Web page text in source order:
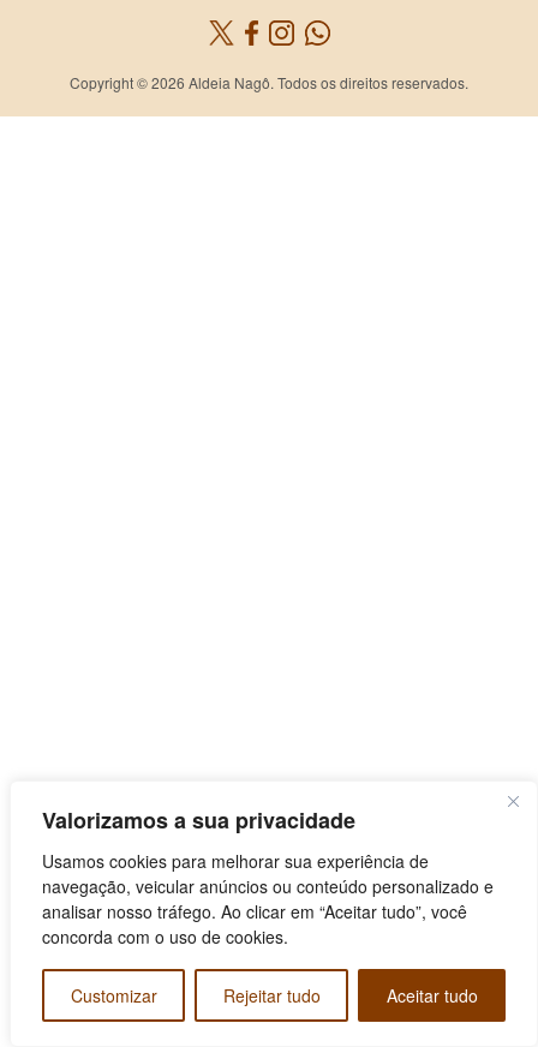
Valorizamos a sua privacidade
Usamos cookies para melhorar sua experiência de
navegação, veicular anúncios ou conteúdo personalizado e
analisar nosso tráfego. Ao clicar em “Aceitar tudo”, você
concorda com o uso de cookies.
Customizar Rejeitar tudo Aceitar tudo
Copyright © 2026 Aldeia Nagô. Todos os direitos reservados.